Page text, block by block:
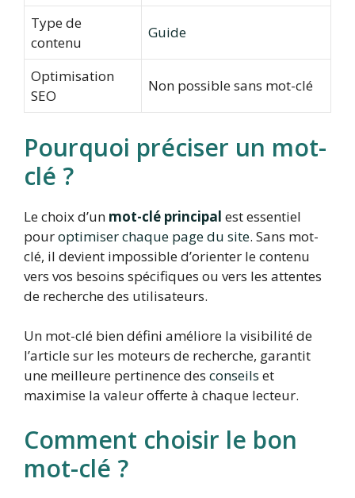
Type de
contenu
Guide
Optimisation
SEO
Non possible sans mot-clé
Pourquoi préciser un mot-
clé ?
Le choix d’un mot-clé principal est essentiel
pouroptimiser chaque page du site. Sans mot-
clé, il devient impossible d’orienter le contenu
vers vos besoins spécifiques ou vers les attentes
de recherche des utilisateurs.
Un mot-clé bien défini améliore la visibilité de
l’article sur les moteurs de recherche, garantit
une meilleure pertinence des conseils et
maximise la valeur offerte à chaque lecteur.
Comment choisir le bon
mot-clé ?